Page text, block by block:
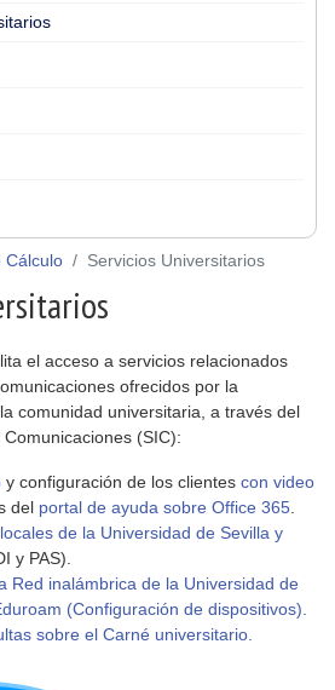
Cálculo Servicios Universitarios
el acceso a servicios relacionados
ofrecidos por la
comunidad universitaria, a través del
(SIC):
y configuración de los clientes con video
del portal de ayuda sobre Office 365
de la Universidad de Sevilla y
y PAS).
Red inalámbrica de la Universidad de
(Configuración de dispositivos).
sobre el Carné universitario.